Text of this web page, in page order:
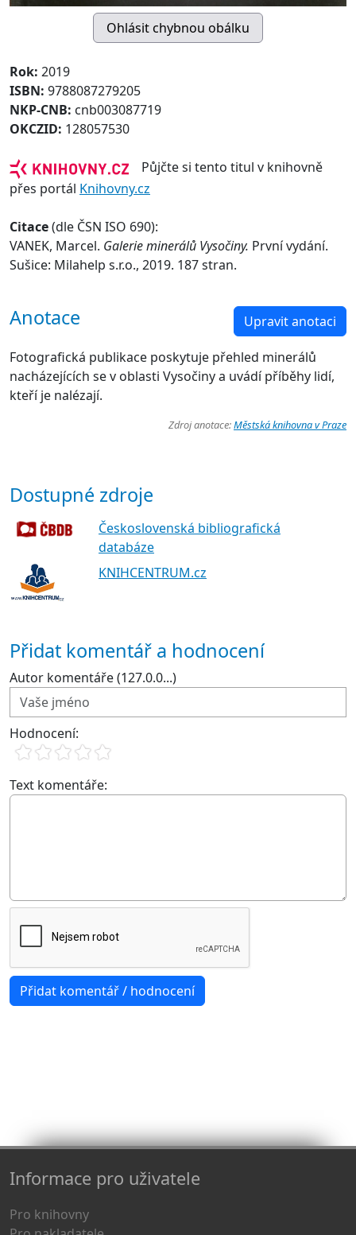
Rok: 2019
ISBN: 9788087279205
NKP-CNB: cnb003087719
OKCZID: 128057530
Půjčte si tento titul v knihovně
přes portál Knihovny.cz
Citace(dle ČSN ISO 690):
VANEK, Marcel. Galerie minerálů Vysočiny. První vydání.
Sušice: Milahelp s.r.o., 2019. 187 stran.
Anotace Upravit anotaci
Fotografická publikace poskytuje přehled minerálů
nacházejících se v oblasti Vysočiny a uvádí příběhy lidí,
kteří je nalézají.
Zdroj anotace:Městská knihovna v Praze
Dostupné zdroje
Československá bibliografická
databáze
KNIHCENTRUM.cz
Přidat komentář a hodnocení
Autor komentáře (127.0.0...)
Hodnocení:
Text komentáře:
Informace pro uživatele
Pro knihovny